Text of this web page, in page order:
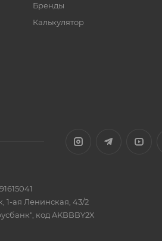
Бренды
Калькулятор
1-ая Ленинская, 43/2
код AKBBBY2X